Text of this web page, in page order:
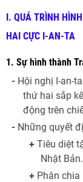
I. QUÁ TRÌNH
HAI CỰC I-AN-TA
1. Sự hình thành
- Hội nghị I-an-
thứ hai sắp
động trên
- Những quyết
+ Tiêu diệt
Nhật Bản.
+ Phân